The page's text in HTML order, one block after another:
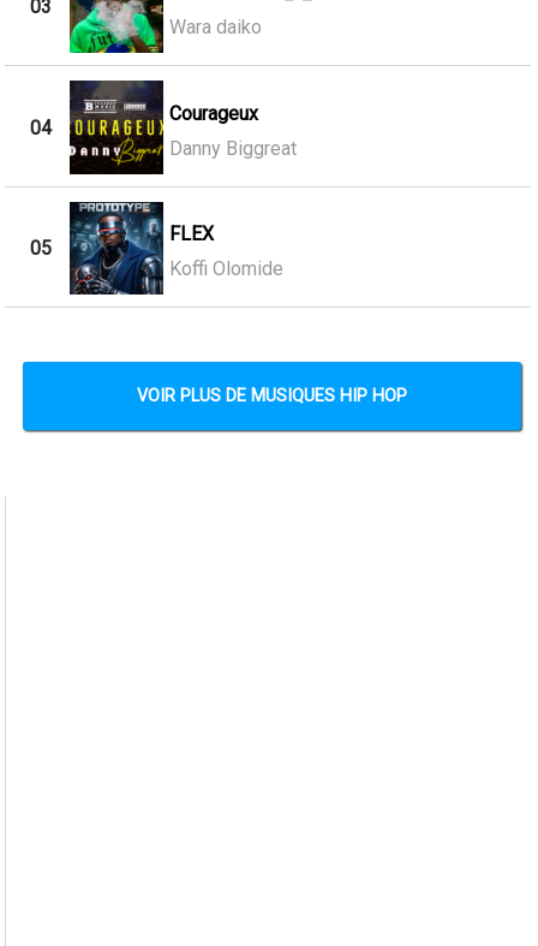
03
Wara daiko
04
Courageux
Danny Biggreat
05
FLEX
Koffi Olomide
VOIR PLUS DE MUSIQUES HIP HOP